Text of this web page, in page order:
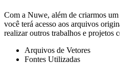
Com a Nuwe, além de criarmos
você terá acesso aos arquivos
realizar outros trabalhos e projetos
Arquivos de Vetores
Fontes Utilizadas